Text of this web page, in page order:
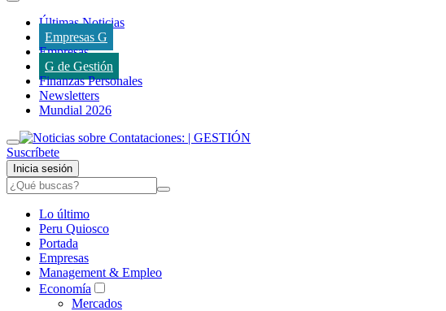
Últimas Noticias
Empresas G
Empresas
G de Gestión
Finanzas Personales
Newsletters
Mundial 2026
Suscríbete
Inicia sesión
Lo último
Peru Quiosco
Portada
Empresas
Management & Empleo
Economía
Mercados